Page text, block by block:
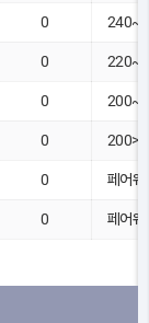
0
0
0
0 200>
0 페어웨
0 페어웨